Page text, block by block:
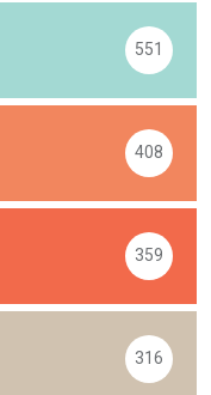
551
408
359
316